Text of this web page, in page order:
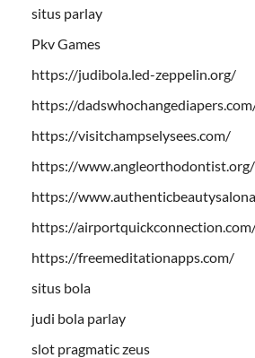
situs parlay
Pkv Games
https://judibola.led-zeppelin.org/
https://
https://visitchampselysees.com/
https://www.angleorthodontist.org/
https://
https://
https://freemeditationapps.com/
situs bola
judi bola parlay
slot pragmatic zeus